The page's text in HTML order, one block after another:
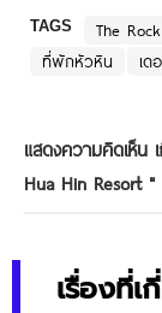
TAGS The
ที่พักหัวหิน
เ
แสดงความคิดเห็น
Hua Hin Resort"
เรื่องที่